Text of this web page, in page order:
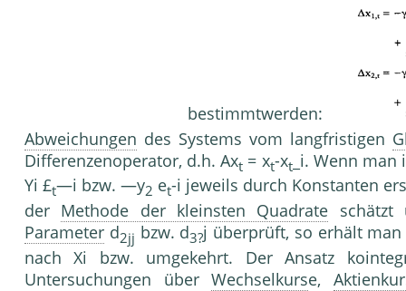
bestimmtwerden:
Abweichungen des Systems vom langfristigen
Differenzenoperator, d.h. Axt = xt-xt_i. Wenn man
Yi £t—i bzw. —y2 et-i jeweils durch Konstanten
der Methode der kleinsten Quadrate
Parameter d2jj bzw. d3?j überprüft, so erhält
nach Xi bzw. umgekehrt. Der Ansatz
Untersuchungen überWechselkurse,